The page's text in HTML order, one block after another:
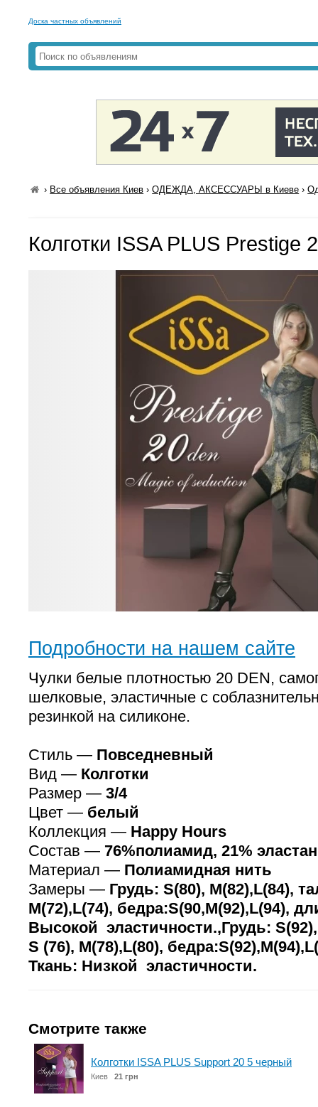
Доска частных объявлений
› Все объявления Киев ›ОДЕЖДА, АКСЕССУАРЫ в Киеве ›
Колготки ISSA PLUS Prestige
Подробности на нашем сайте
Чулки белые плотностью 20 DEN,
шелковые, эластичные с
резинкой на силиконе.
Стиль — Повседневный
Вид — Колготки
Размер — 3/4
Цвет — белый
Коллекция — Happy Hours
Состав — 76%полиамид, 21%
Материал — Полиамидная нить
Замеры — Грудь: S(80), M(82),L(84),
M(72),L(74), бедра:S(90,M(92),L(94),
Высокой эластичности.,Грудь:
S (76), M(78),L(80),
Ткань: Низкой эластичности.
Смотрите также
Колготки ISSA PLUS Support 20 5 черный
Киев 21 грн